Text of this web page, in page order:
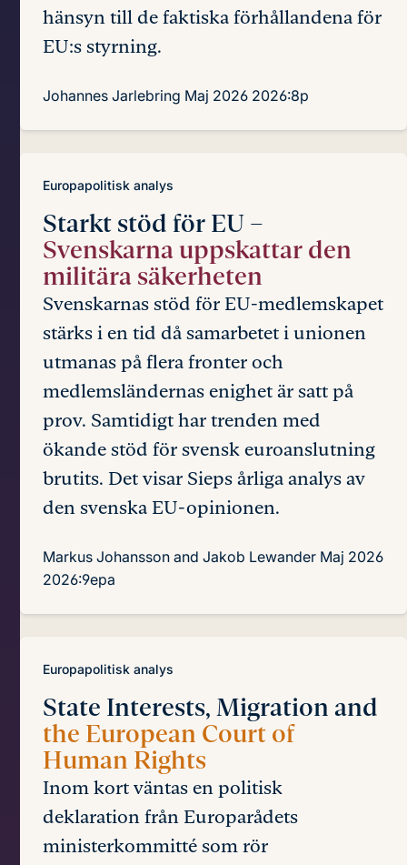
hänsyn till de faktiska förhållandena för
EU:s styrning.
Johannes Jarlebring Maj 2026 2026:8p
Europapolitisk analys
Starkt stöd för EU –
Svenskarna uppskattar den
militära säkerheten
Svenskarnas stöd för EU-medlemskapet
stärks i en tid då samarbetet i unionen
utmanas på flera fronter och
medlemsländernas enighet är satt på
prov. Samtidigt har trenden med
ökande stöd för svensk euroanslutning
brutits. Det visar Sieps årliga analys av
den svenska EU-opinionen.
Markus Johansson and Jakob Lewander Maj 2026
2026:9epa
Europapolitisk analys
State Interests, Migration and
the European Court of
Human Rights
Inom kort väntas en politisk
deklaration från Europarådets
ministerkommitté som rör